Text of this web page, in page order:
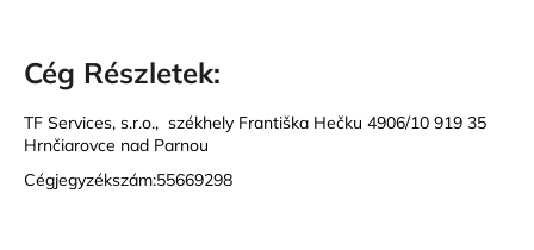
Cég Részletek:
TF Services, s.r.o., székhely Františka Hečku 4906/10 919 35
Hrnčiarovce nad Parnou
Cégjegyzékszám:55669298